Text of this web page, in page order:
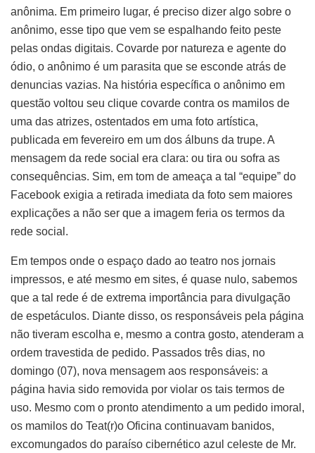
anônima. Em primeiro lugar, é preciso dizer algo sobre o
anônimo, esse tipo que vem se espalhando feito peste
pelas ondas digitais. Covarde por natureza e agente do
ódio, o anônimo é um parasita que se esconde atrás de
denuncias vazias. Na história específica o anônimo em
questão voltou seu clique covarde contra os mamilos de
uma das atrizes, ostentados em uma foto artística,
publicada em fevereiro em um dos álbuns da trupe. A
mensagem da rede social era clara: ou tira ou sofra as
consequências. Sim, em tom de ameaça a tal “equipe” do
Facebook exigia a retirada imediata da foto sem maiores
explicações a não ser que a imagem feria os termos da
rede social.
Em tempos onde o espaço dado ao teatro nos jornais
impressos, e até mesmo em sites, é quase nulo, sabemos
que a tal rede é de extrema importância para divulgação
de espetáculos. Diante disso, os responsáveis pela página
não tiveram escolha e, mesmo a contra gosto, atenderam a
ordem travestida de pedido. Passados três dias, no
domingo (07), nova mensagem aos responsáveis: a
página havia sido removida por violar os tais termos de
uso. Mesmo com o pronto atendimento a um pedido imoral,
os mamilos do Teat(r)o Oficina continuavam banidos,
excomungados do paraíso cibernético azul celeste de Mr.